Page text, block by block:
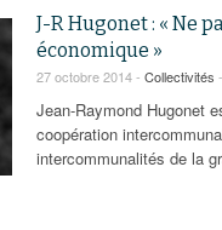
J-R Hugonet : « Ne
économique »
27 octobre 2014 - Collectivités -
Jean-Raymond Hugonet
coopération
intercommunalités de la